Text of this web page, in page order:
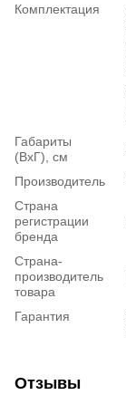
Комплектация
Габариты
(ВхГ), см
Производитель
Страна
регистрации
бренда
Страна-
производитель
товара
Гарантия
Отзывы